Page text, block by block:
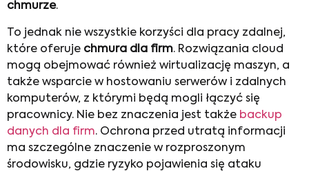
chmurze.
To jednak nie wszystkie korzyści dla pracy zdalnej,
które oferuje chmura dla firm. Rozwiązania cloud
mogą obejmować również wirtualizację maszyn, a
także wsparcie w hostowaniu serwerów i zdalnych
komputerów, z którymi będą mogli łączyć się
pracownicy. Nie bez znaczenia jest także backup
danych dla firm. Ochrona przed utratą informacji
ma szczególne znaczenie w rozproszonym
środowisku, gdzie ryzyko pojawienia się ataku